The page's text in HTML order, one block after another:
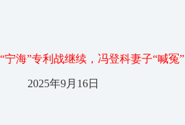
“宁海”专利战继续，冯登科妻子“喊冤”
2025年9月16日